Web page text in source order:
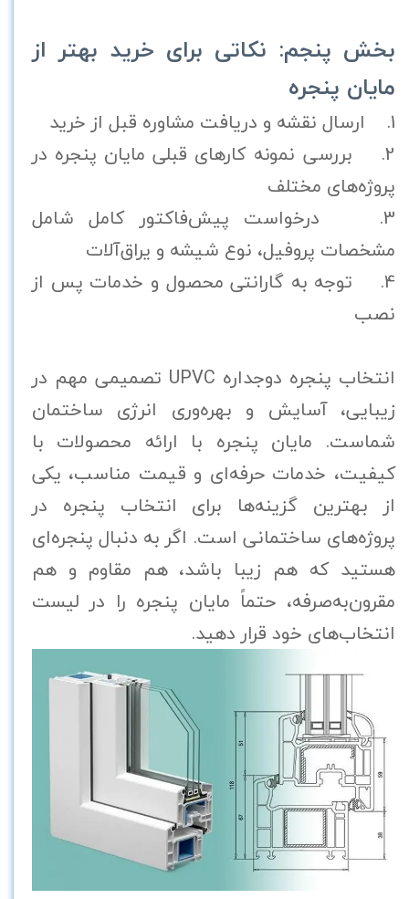
بخش پنجم: نکاتی برای خرید بهتر از
مایان پنجره
1. ارسال نقشه و دریافت مشاوره قبل از خرید
2. بررسی نمونه کارهای قبلی مایان پنجره در
پروژه‌های مختلف
3. درخواست پیش‌فاکتور کامل شامل
مشخصات پروفیل، نوع شیشه و یراق‌آلات
4. توجه به گارانتی محصول و خدمات پس از
نصب
انتخاب پنجره دوجداره UPVC تصمیمی مهم در
زیبایی، آسایش و بهره‌وری انرژی ساختمان
شماست. مایان پنجره با ارائه محصولات با
کیفیت، خدمات حرفه‌ای و قیمت مناسب، یکی
از بهترین گزینه‌ها برای انتخاب پنجره در
پروژه‌های ساختمانی است. اگر به دنبال پنجره‌ای
هستید که هم زیبا باشد، هم مقاوم و هم
مقرون‌به‌صرفه، حتماً مایان پنجره را در لیست
انتخاب‌های خود قرار دهید.